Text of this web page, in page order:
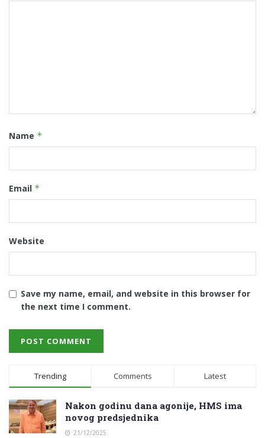
Name *
Email *
Website
Save my name, email, and website in this browser for
the next time I comment.
Trending Comments Latest
Nakon godinu dana agonije, HMS ima
novog predsjednika
21/12/2025